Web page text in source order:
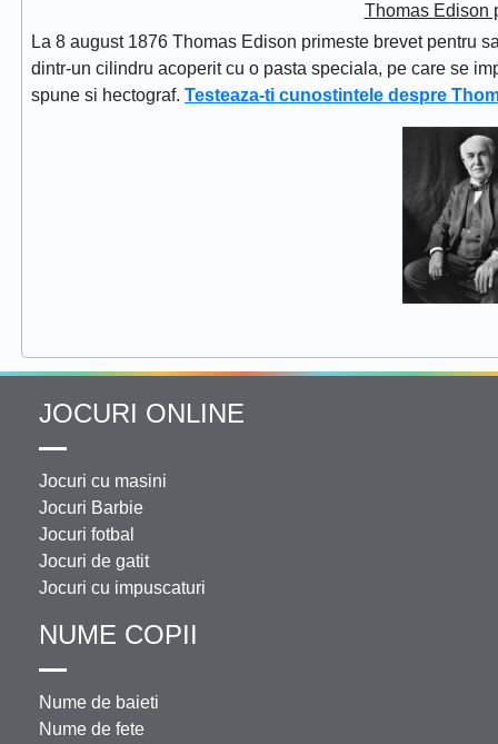
Thomas Edison
La 8 august 1876 Thomas Edison primeste brevet pentru
dintr-un cilindru acoperit cu o pasta speciala, pe care se
spune si hectograf. Testeaza-ti cunostintele despre
JOCURI ONLINE
Jocuri cu masini
Jocuri Barbie
Jocuri fotbal
Jocuri de gatit
Jocuri cu impuscaturi
NUME COPII
Nume de baieti
Nume de fete